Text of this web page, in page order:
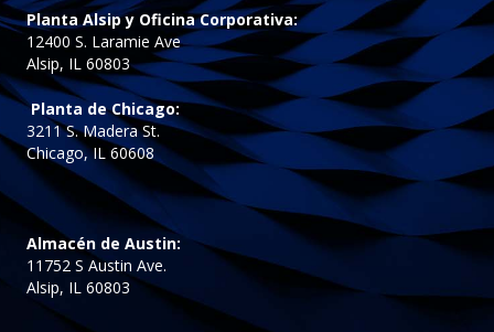
Planta Alsip y Oficina Corporativa:
12400 S. Laramie Ave
Alsip, IL 60803
Planta de Chicago:
3211 S. Madera St.
Chicago, IL 60608
Almacén de Austin:
11752 S Austin Ave.
Alsip, IL 60803